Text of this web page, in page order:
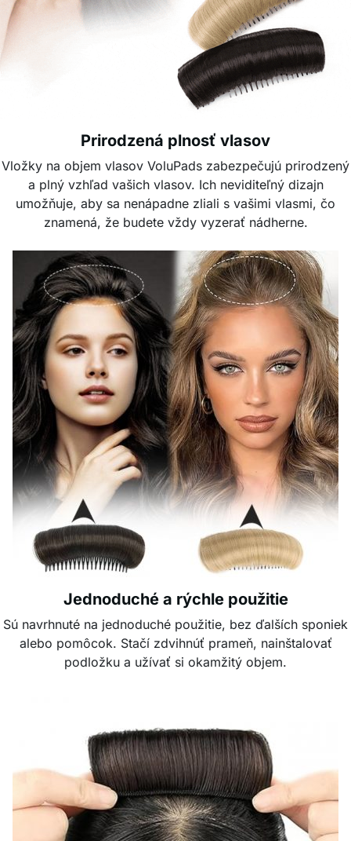
Prirodzená plnosť vlasov
Vložky na objem vlasov VoluPads zabezpečujú prirodzený
a plný vzhľad vašich vlasov. Ich neviditeľný dizajn
umožňuje, aby sa nenápadne zliali s vašimi vlasmi, čo
znamená, že budete vždy vyzerať nádherne.
Jednoduché a rýchle použitie
Sú navrhnuté na jednoduché použitie, bez ďalších sponiek
alebo pomôcok. Stačí zdvihnúť prameň, nainštalovať
podložku a užívať si okamžitý objem.